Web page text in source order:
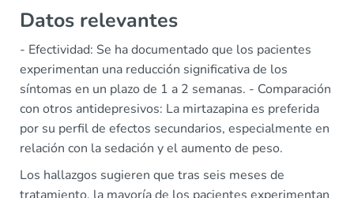
Datos relevantes
- Efectividad: Se ha documentado que los pacientes
experimentan una reducción significativa de los
síntomas en un plazo de 1 a 2 semanas. - Comparación
con otros antidepresivos: La mirtazapina es preferida
por su perfil de efectos secundarios, especialmente en
relación con la sedación y el aumento de peso.
Los hallazgos sugieren que tras seis meses de